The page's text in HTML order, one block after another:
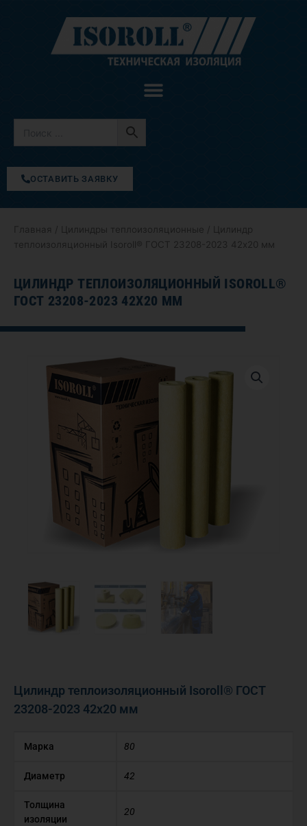
содержимому
ОСТАВИТЬ ЗАЯВКУ
Главная Цилиндры теплоизоляционные / Цилиндр
теплоизоляционный Isoroll® ГОСТ 23208-2023 42х20 мм
ЦИЛИНДР ТЕПЛОИЗОЛЯЦИОННЫЙ ISOROLL®
ГОСТ 23208-2023 42Х20 ММ
Цилиндр теплоизоляционный Isoroll® ГОСТ
23208-2023 42х20 мм
Марка 80
Диаметр 42
Толщина
изоляции
20